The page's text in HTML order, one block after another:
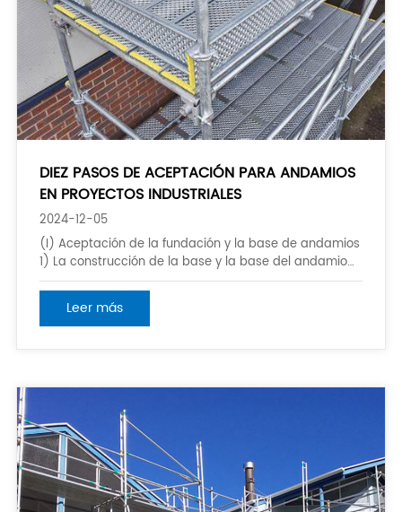
DIEZ PASOS DE ACEPTACIÓN PARA ANDAMIOS
EN PROYECTOS INDUSTRIALES
2024-12-05
(I) Aceptación de la fundación y la base de andamios
1) La construcción de la base y la base del andamio
debe calcularse de acuerdo con la altura del andamio
y las condiciones del suelo del sitio mediante las
regulaciones pertinentes; 2) Si la base y la base del
Leer más